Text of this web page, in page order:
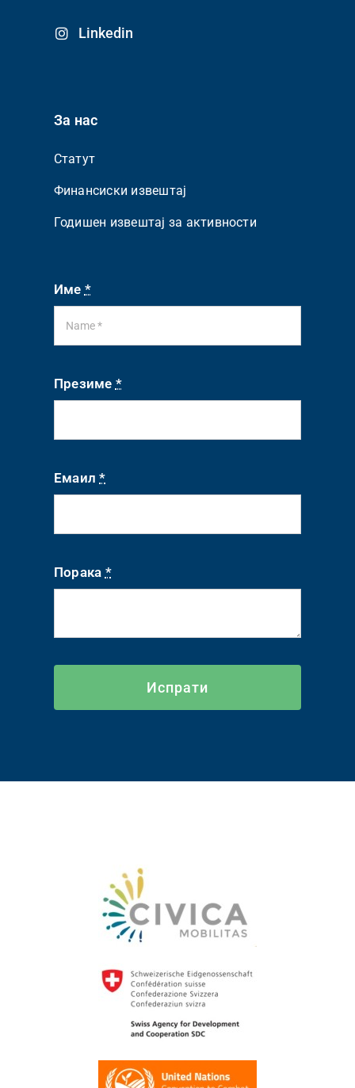
Linkedin
За нас
Статут
Финансиски извештај
Годишен извештај за активности
Име *
Презиме *
Емаил*
Порака *
Испрати